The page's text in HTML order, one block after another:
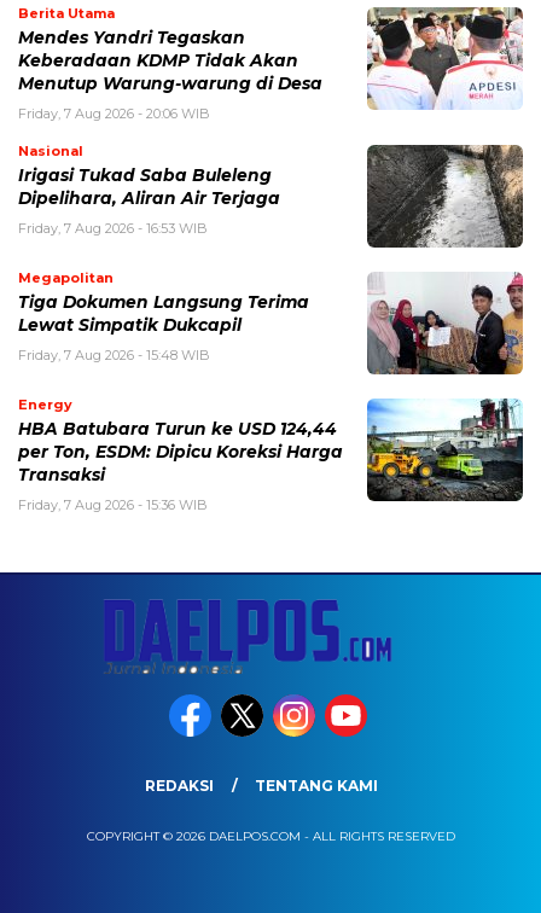
Berita Utama
Mendes Yandri Tegaskan
Keberadaan KDMP Tidak Akan
Menutup Warung-warung di Desa
Friday, 7 Aug 2026 - 20:06 WIB
Nasional
Irigasi Tukad Saba Buleleng
Dipelihara, Aliran Air Terjaga
Friday, 7 Aug 2026 - 16:53 WIB
Megapolitan
Tiga Dokumen Langsung Terima
Lewat Simpatik Dukcapil
Friday, 7 Aug 2026 - 15:48 WIB
Energy
HBA Batubara Turun ke USD 124,44
per Ton, ESDM: Dipicu Koreksi Harga
Transaksi
Friday, 7 Aug 2026 - 15:36 WIB
REDAKSI TENTANG KAMI
COPYRIGHT © 2026 DAELPOS.COM - ALL RIGHTS RESERVED